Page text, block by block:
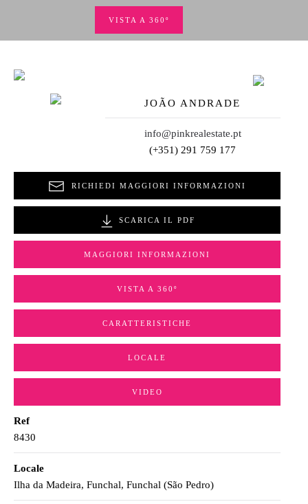
VISTA A 360º
JOÃO ANDRADE
info@pinkrealestate.pt
(+351) 291 759 177
RICHIEDI MAGGIORI INFORMAZIONI
SCARICA IL PDF
MAGGIORI INFORMAZIONI
VISTA A 360º
CARATTERISTICHE
LOCALE
VIDEO
Ref
8430
Locale
Ilha da Madeira, Funchal, Funchal (São Pedro)